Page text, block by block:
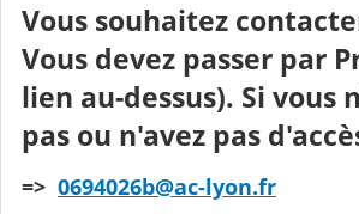
Vous souhaitez
Vous devez passer par
lien au-dessus). Si vous
pas ou n'avez pas
=> 0694026b@ac-lyon.fr